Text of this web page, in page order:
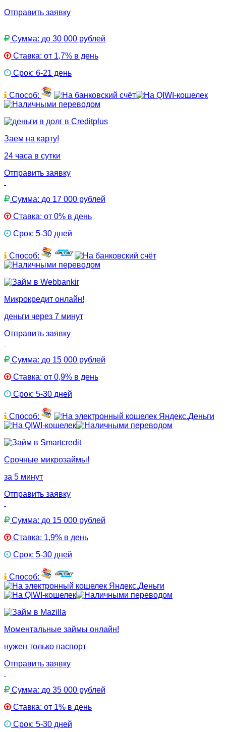
Отправить заявку
Сумма: до 30 000 рублей
Ставка: от 1,7% в день
Срок: 6-21 день
Способ:
Заем на карту!
24 часа в сутки
Отправить заявку
Сумма: до 17 000 рублей
Ставка: от 0% в день
Срок: 5-30 дней
Способ:
Микрокредит онлайн!
деньги через 7 минут
Отправить заявку
Сумма: до 15 000 рублей
Ставка: от 0,9% в день
Срок: 5-30 дней
Способ:
Срочные микрозаймы!
за 5 минут
Отправить заявку
Сумма: до 15 000 рублей
Ставка: 1,9% в день
Срок: 5-30 дней
Способ:
Моментальные займы онлайн!
нужен только паспорт
Отправить заявку
Сумма: до 35 000 рублей
Ставка: от 1% в день
Срок: 5-30 дней